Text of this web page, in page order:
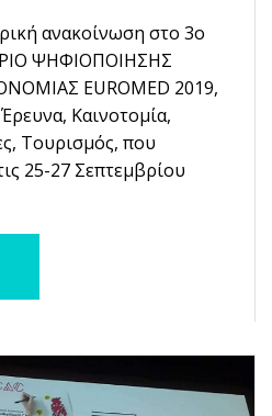
ανακοίνωση στο 3o
ΨΗΦΙΟΠΟΙΗΣΗΣ
EUROMED 2019,
Καινοτομία,
Τουρισμός, που
25-27 Σεπτεμβρίου